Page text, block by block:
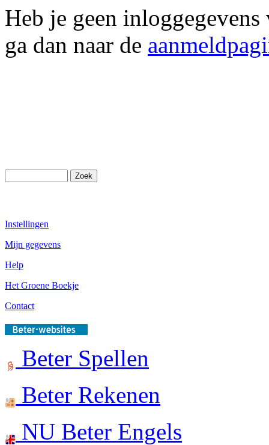
Heb je geen
ga dan naar de
Instellingen
Mijn gegevens
Help
Het Groene Boekje
Contact
Beter Spellen
Beter Rekenen
NU Beter Engels